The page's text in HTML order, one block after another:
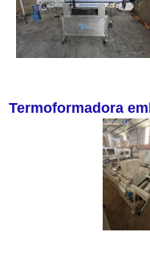
Termoformadora